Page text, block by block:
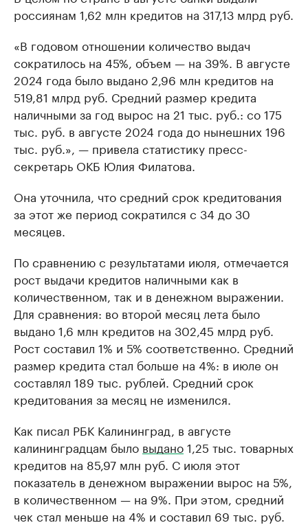
россиянам 1,62 млн кредитов на 317,13 млрд руб.
«В годовом отношении количество выдач
сократилось на 45%, объем — на 39%. В августе
2024 года было выдано 2,96 млн кредитов на
519,81 млрд руб. Средний размер кредита
наличными за год вырос на 21 тыс. руб.: со 175
тыс. руб. в августе 2024 года до нынешних 196
тыс. руб.», — привела статистику пресс-
секретарь ОКБ Юлия Филатова.
Она уточнила, что средний срок кредитования
за этот же период сократился с 34 до 30
месяцев.
По сравнению с результатами июля, отмечается
рост выдачи кредитов наличными как в
количественном, так и в денежном выражении.
Для сравнения: во второй месяц лета было
выдано 1,6 млн кредитов на 302,45 млрд руб.
Рост составил 1% и 5% соответственно. Средний
размер кредита стал больше на 4%: в июле он
составлял 189 тыс. рублей. Средний срок
кредитования за месяц не изменился.
Как писал РБК Калининград, в августе
калининградцам было выдано1,25 тыс. товарных
кредитов на 85,97 млн руб. С июля этот
показатель в денежном выражении вырос на 5%,
в количественном — на 9%. При этом, средний
чек стал меньше на 4% и составил 69 тыс. руб.